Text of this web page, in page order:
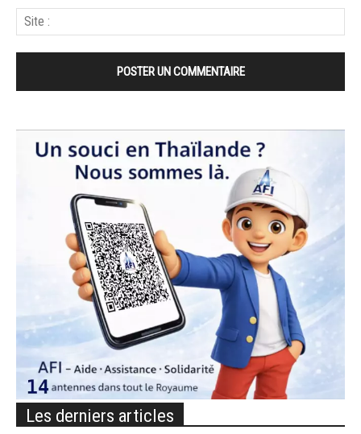
Les derniers articles